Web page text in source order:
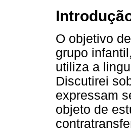
O objetivo
grupo
utiliza a
Discutirei
expressam
objeto de